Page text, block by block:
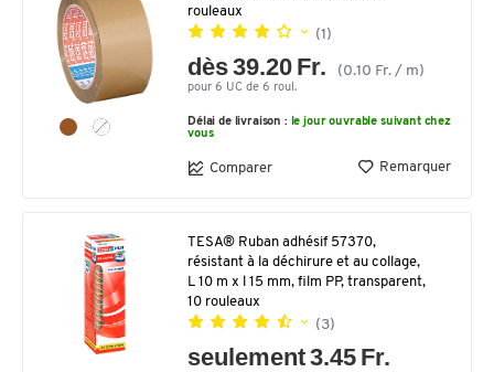
rouleaux
(1)
dès 39.20 Fr. (0.10 Fr. / m)
pour 6 UC de 6 roul.
Délai de livraison : le jour ouvrable suivant chez
vous
Comparer Remarquer
TESA® Ruban adhésif 57370,
résistant à la déchirure et au collage,
L 10 m x l 15 mm, film PP, transparent,
10 rouleaux
(3)
seulement 3.45 Fr.